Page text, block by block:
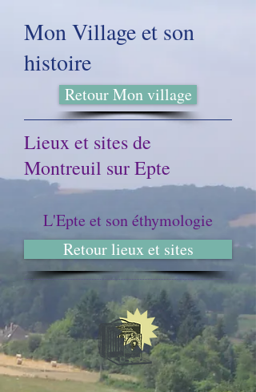
Mon Village et son
histoire
Retour Mon village
Lieux et sites de
Montreuil sur Epte
L'Epte et son éthymologie
Retour lieux et sites